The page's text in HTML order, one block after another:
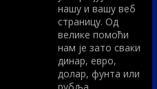
нашу и вашу веб
страницу. Од
велике помоћи
нам је зато сваки
динар, евро,
долар, фунта или